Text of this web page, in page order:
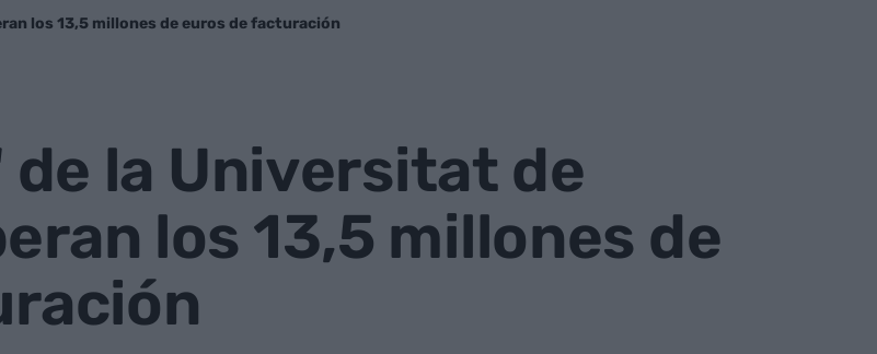
los 13,5 millones de euros de facturación
la Universitat de
los 13,5 millones de